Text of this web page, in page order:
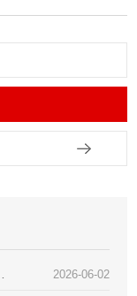
2026-06-02